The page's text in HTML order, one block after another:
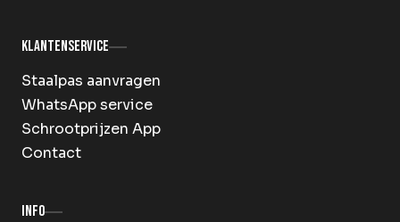
Klantenservice
Staalpas aanvragen
WhatsApp service
Schrootprijzen App
Contact
Info